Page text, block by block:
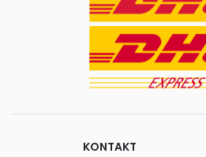
KONTAKT